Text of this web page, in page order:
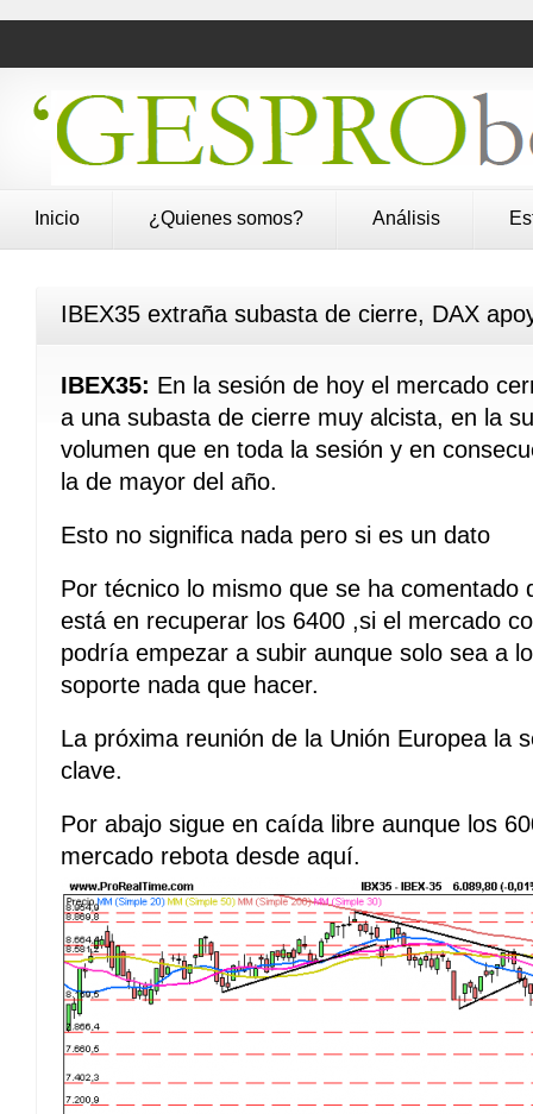
Inicio ¿Quienes somos? Análisis
IBEX35 extraña subasta de cierre, DAX
IBEX35: En la sesión de hoy el mercado
a una subasta de cierre muy alcista, en la
volumen que en toda la sesión y en
la de mayor del año.
Esto no significa nada pero si es un dato
Por técnico lo mismo que se ha comentado
está en recuperar los 6400 ,si el mercado
podría empezar a subir aunque solo sea a
soporte nada que hacer.
La próxima reunión de la Unión Europea la
clave.
Por abajo sigue en caída libre aunque los
mercado rebota desde aquí.